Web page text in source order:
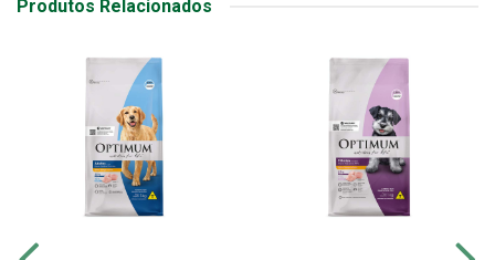
Produtos Relacionados